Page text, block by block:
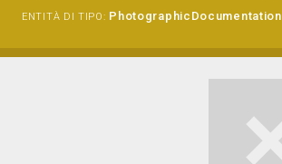
ENTITÀ DI TIPO: PhotographicDocumentation